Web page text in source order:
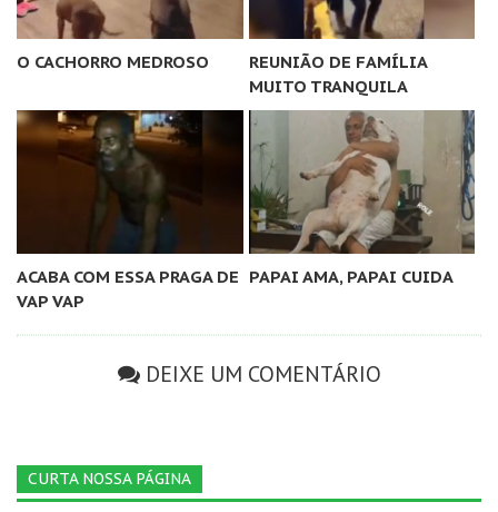
O CACHORRO MEDROSO
REUNIÃO DE FAMÍLIA
MUITO TRANQUILA
ACABA COM ESSA PRAGA DE
VAP VAP
PAPAI AMA, PAPAI CUIDA
DEIXE UM COMENTÁRIO
CURTA NOSSA PÁGINA